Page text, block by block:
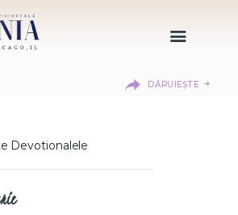
DĂRUIEȘTE
NOI
BIBLIEI
Devotionalele